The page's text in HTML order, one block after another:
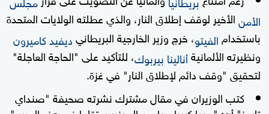
الأمنالأخير لوقف إطلاق النار، والذي عطلته الولايات المتحدة
باستخدام الفيتو، خرج وزير الخارجية البريطانيديفيد كاميرون
ونظيرته الألمانيةأنالينا بيربوك، للتأكيد على "الحاجة العاجلة"
لتحقيق "وقف دائم لإطلاق النار" في غزة.
كتب الوزيران في مقال مشترك نشرته صحيفة "صنداي